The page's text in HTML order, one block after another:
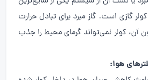
گازی است. گاز مبرد برای تبادل حرارت
کولر نمی‌تواند گرمای محیط را جذب